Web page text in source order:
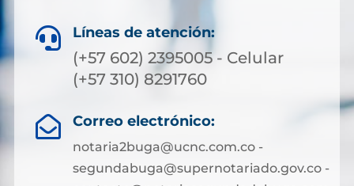
 Líneas de atención:
(+57 602) 2395005 - Celular
(+57 310) 8291760
 Correo electrónico:
notaria2buga@ucnc.com.co -
segundabuga@supernotariado.gov.co -